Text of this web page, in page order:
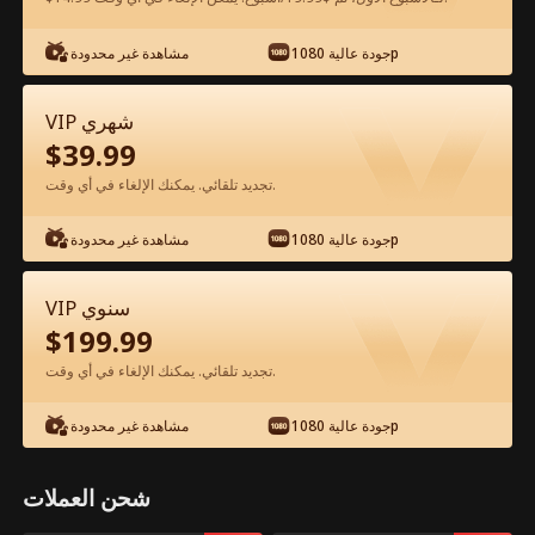
شاهد مجانًا في التطبيق
الحلقة 43 - الأب الحارس يفرض هيبته الفيلم
كامل
1-50 51-75
43 44 45 46 47
مشاهدة غير محدودة جودة عالية 1080p
VIP شهري
$39.99
تجديد تلقائي. يمكنك الإلغاء في أي وقت.
مشاهدة غير محدودة جودة عالية 1080p
VIP سنوي
$199.99
تجديد تلقائي. يمكنك الإلغاء في أي وقت.
مشاهدة غير محدودة جودة عالية 1080p
شحن العملات